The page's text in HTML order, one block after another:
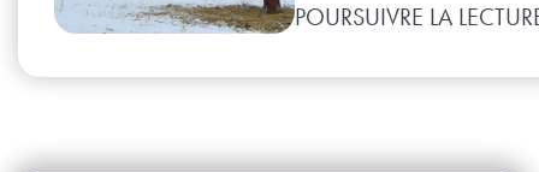
POURSUIVRE LA